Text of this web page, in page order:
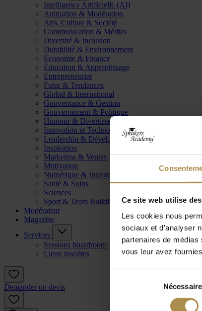
Ce site web utilise
Les cookies nous
sociaux et d'analyser
partenaires de
vous leur avez
Intelligence Artificielle (AI)
Animation & Modération
Arts, Culture & Société
Communication & Médias
Diversité & Inclusion
Durabilité & Environnement
Économie & Finance
Éducation & Apprentissage
Entrepreneuriat
Futur & Tendances
Global & International
Gouvernance & Gestion
Gouvernement & Politique
Humour & Divertissement
Innovation et Technologie
Leadership & Développement
Inspiration
Marketing & Ventes
Motivation
Numérique & Internet
Santé & Soins
Sciences
Sport & Team Building
Modérateur
Magazine
Services
Sessions boardroom
Lieux insolites
Demander un devis